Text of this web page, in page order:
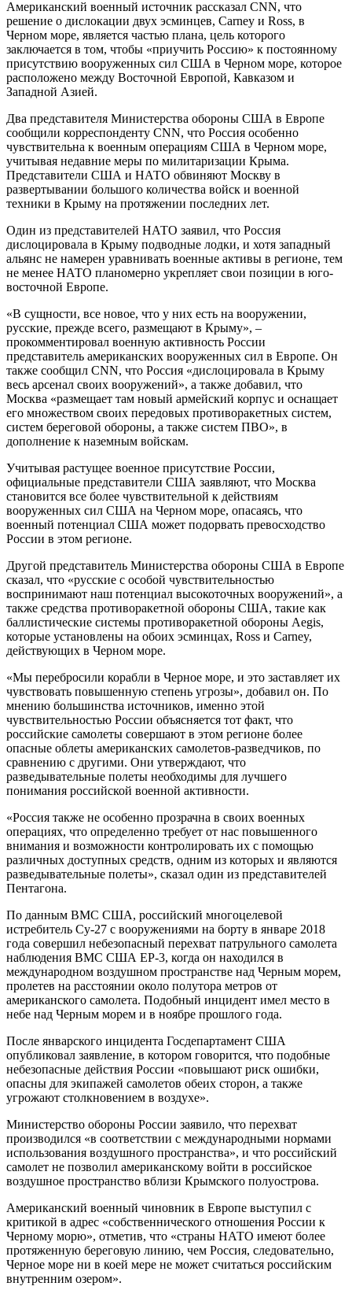
Американский военный источник рассказал CNN, что
решение о дислокации двух эсминцев, Carney и Ross, в
Черном море, является частью плана, цель которого
заключается в том, чтобы «приучить Россию» к постоянному
присутствию вооруженных сил США в Черном море, которое
расположено между Восточной Европой, Кавказом и
Западной Азией.
Два представителя Министерства обороны США в Европе
сообщили корреспонденту CNN, что Россия особенно
чувствительна к военным операциям США в Черном море,
учитывая недавние меры по милитаризации Крыма.
Представители США и НАТО обвиняют Москву в
развертывании большого количества войск и военной
техники в Крыму на протяжении последних лет.
Один из представителей НАТО заявил, что Россия
дислоцировала в Крыму подводные лодки, и хотя западный
альянс не намерен уравнивать военные активы в регионе, тем
не менее НАТО планомерно укрепляет свои позиции в юго-
восточной Европе.
«В сущности, все новое, что у них есть на вооружении,
русские, прежде всего, размещают в Крыму», –
прокомментировал военную активность России
представитель американских вооруженных сил в Европе. Он
также сообщил CNN, что Россия «дислоцировала в Крыму
весь арсенал своих вооружений», а также добавил, что
Москва «размещает там новый армейский корпус и оснащает
его множеством своих передовых противоракетных систем,
систем береговой обороны, а также систем ПВО», в
дополнение к наземным войскам.
Учитывая растущее военное присутствие России,
официальные представители США заявляют, что Москва
становится все более чувствительной к действиям
вооруженных сил США на Черном море, опасаясь, что
военный потенциал США может подорвать превосходство
России в этом регионе.
Другой представитель Министерства обороны США в Европе
сказал, что «русские с особой чувствительностью
воспринимают наш потенциал высокоточных вооружений», а
также средства противоракетной обороны США, такие как
баллистические системы противоракетной обороны Aegis,
которые установлены на обоих эсминцах, Ross и Carney,
действующих в Черном море.
«Мы перебросили корабли в Черное море, и это заставляет их
чувствовать повышенную степень угрозы», добавил он. По
мнению большинства источников, именно этой
чувствительностью России объясняется тот факт, что
российские самолеты совершают в этом регионе более
опасные облеты американских самолетов-разведчиков, по
сравнению с другими. Они утверждают, что
разведывательные полеты необходимы для лучшего
понимания российской военной активности.
«Россия также не особенно прозрачна в своих военных
операциях, что определенно требует от нас повышенного
внимания и возможности контролировать их с помощью
различных доступных средств, одним из которых и являются
разведывательные полеты», сказал один из представителей
Пентагона.
По данным ВМС США, российский многоцелевой
истребитель Су-27 с вооружениями на борту в январе 2018
года совершил небезопасный перехват патрульного самолета
наблюдения ВМС США EP-3, когда он находился в
международном воздушном пространстве над Черным морем,
пролетев на расстоянии около полутора метров от
американского самолета. Подобный инцидент имел место в
небе над Черным морем и в ноябре прошлого года.
После январского инцидента Госдепартамент США
опубликовал заявление, в котором говорится, что подобные
небезопасные действия России «повышают риск ошибки,
опасны для экипажей самолетов обеих сторон, а также
угрожают столкновением в воздухе».
Министерство обороны России заявило, что перехват
производился «в соответствии с международными нормами
использования воздушного пространства», и что российский
самолет не позволил американскому войти в российское
воздушное пространство вблизи Крымского полуострова.
Американский военный чиновник в Европе выступил с
критикой в адрес «собственнического отношения России к
Черному морю», отметив, что «страны НАТО имеют более
протяженную береговую линию, чем Россия, следовательно,
Черное море ни в коей мере не может считаться российским
внутренним озером».